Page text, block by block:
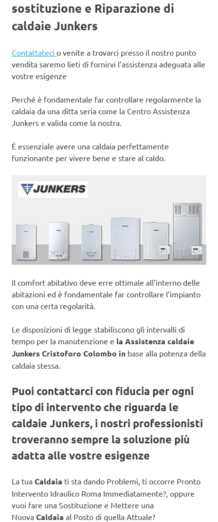
sostituzione e Riparazione di
caldaie Junkers
Contattateci o venite a trovarci presso il nostro punto
vendita saremo lieti di fornirvi l’assistenza adeguata alle
vostre esigenze
Perché è fondamentale far controllare regolarmente la
caldaia da una ditta seria come la Centro Assistenza
Junkers e valida come la nostra.
È essenziale avere una caldaia perfettamente
funzionante per vivere bene e stare al caldo.
Il comfort abitativo deve erre ottimale all’interno delle
abitazioni ed è fondamentale far controllare l’impianto
con una certa regolarità.
Le disposizioni di legge stabiliscono gli intervalli di
tempo per la manutenzione e la Assistenza caldaie
Junkers Cristoforo Colombo in base alla potenza della
caldaia stessa.
Puoi contattarci con fiducia per ogni
tipo di intervento che riguarda le
caldaie Junkers, i nostri professionisti
troveranno sempre la soluzione più
adatta alle vostre esigenze
La tua Caldaia ti sta dando Problemi, ti occorre Pronto
Intervento Idraulico Roma Immediatamente?, oppure
vuoi fare una Sostituzione e Mettere una
Nuova Caldaia al Posto di quella Attuale?